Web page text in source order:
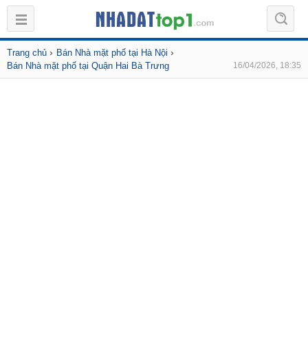
Trang chủ › Bán Nhà mặt phố tại Hà Nội ›
Bán Nhà mặt phố tại Quận Hai Bà Trưng 16/04/2026, 18:35